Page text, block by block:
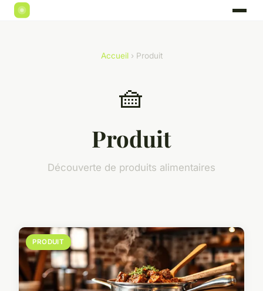
Accueil› Produit
🧺
Produit
Découverte de produits alimentaires
PRODUIT